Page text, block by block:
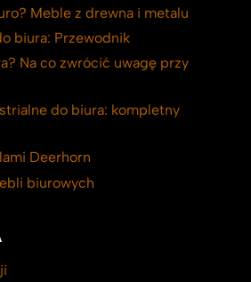
Meble z drewna i metalu
biura: Przewodnik
Na co zwrócić uwagę przy
do biura: kompletny
Deerhorn
biurowych